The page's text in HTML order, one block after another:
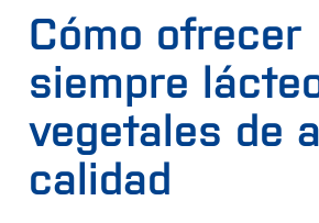
Cómo ofrecer
siempre
vegetales de
calidad